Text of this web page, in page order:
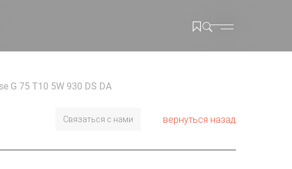
G 75 T10 5W 930 DS DA
Связаться с нами вернуться назад